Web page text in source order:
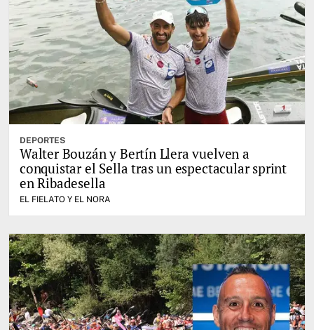
DEPORTES
Walter Bouzán y Bertín Llera vuelven a
conquistar el Sella tras un espectacular sprint
en Ribadesella
EL FIELATO Y EL NORA